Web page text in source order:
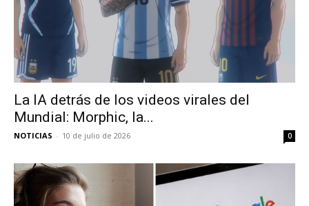
La IA detrás de los videos virales del
Mundial: Morphic, la...
NOTICIAS - 10 de julio de 2026 0